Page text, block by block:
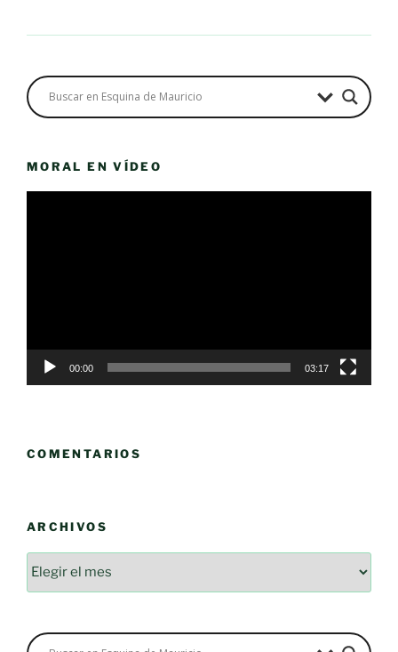
MORAL EN VÍDEO
00:00 03:17
COMENTARIOS
ARCHIVOS
Archivos